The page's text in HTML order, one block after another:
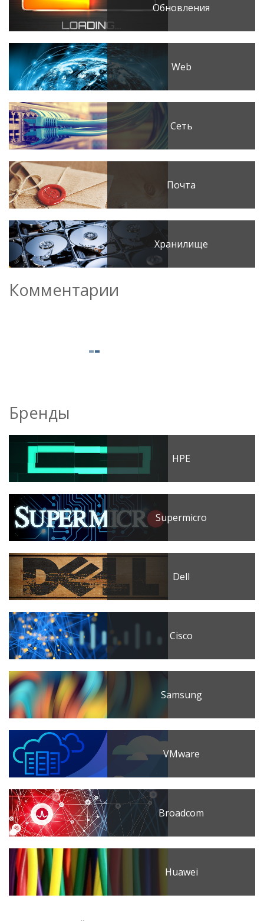
Обновления
Web
Сеть
Почта
Хранилище
Комментарии
Бренды
HPE
Supermicro
Dell
Cisco
Samsung
VMware
Broadcom
Huawei